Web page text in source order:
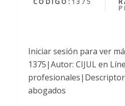
Iniciar sesión para ver
1375|Autor: CIJUL en
abogados